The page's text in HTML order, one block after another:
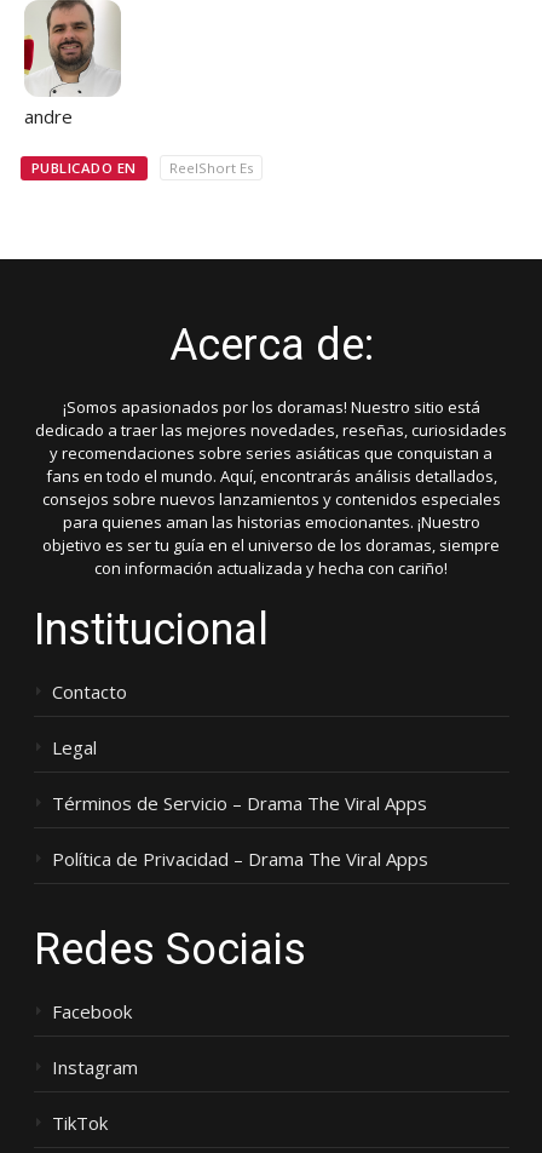
andre
PUBLICADO EN ReelShort Es
Acerca de:
¡Somos apasionados por los doramas! Nuestro sitio está
dedicado a traer las mejores novedades, reseñas, curiosidades
y recomendaciones sobre series asiáticas que conquistan a
fans en todo el mundo. Aquí, encontrarás análisis detallados,
consejos sobre nuevos lanzamientos y contenidos especiales
para quienes aman las historias emocionantes. ¡Nuestro
objetivo es ser tu guía en el universo de los doramas, siempre
con información actualizada y hecha con cariño!
Institucional
Contacto
Legal
Términos de Servicio – Drama The Viral Apps
Política de Privacidad – Drama The Viral Apps
Redes Sociais
Facebook
Instagram
TikTok